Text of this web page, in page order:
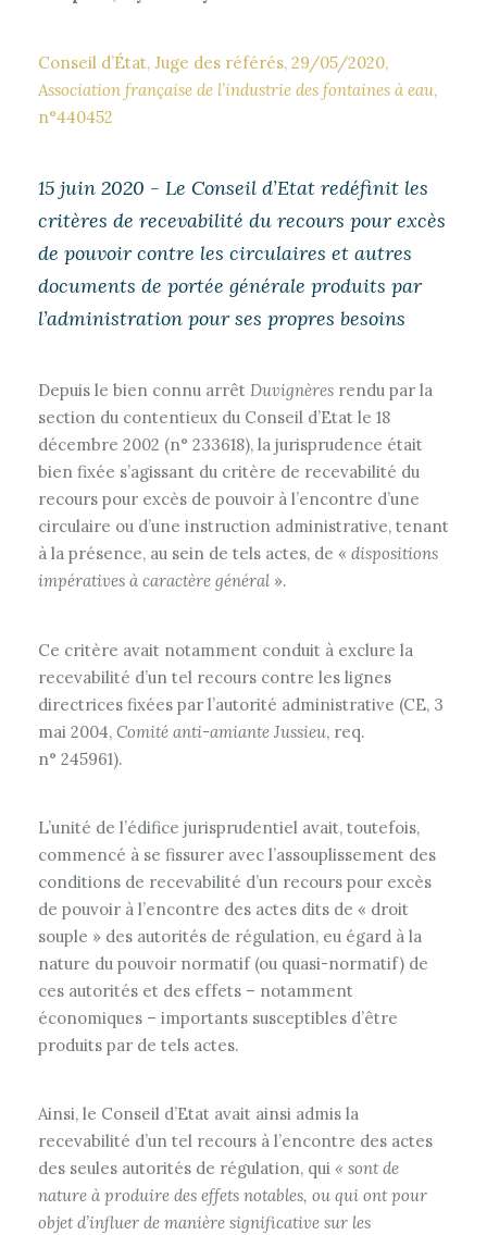
Conseil d’État, Juge des référés, 29/05/2020,
Association française de l’industrie des fontaines à eau,
n°440452
15 juin 2020 - Le Conseil d’Etat redéfinit les
critères de recevabilité du recours pour excès
de pouvoir contre les circulaires et autres
documents de portée générale produits par
l’administration pour ses propres besoins
Depuis le bien connu arrêt Duvignères rendu par la
section du contentieux du Conseil d’Etat le 18
décembre 2002 (n° 233618), la jurisprudence était
bien fixée s’agissant du critère de recevabilité du
recours pour excès de pouvoir à l’encontre d’une
circulaire ou d’une instruction administrative, tenant
à la présence, au sein de tels actes, de « dispositions
impératives à caractère général ».
Ce critère avait notamment conduit à exclure la
recevabilité d’un tel recours contre les lignes
directrices fixées par l’autorité administrative (CE, 3
mai 2004, Comité anti-amiante Jussieu, req.
n° 245961).
L’unité de l’édifice jurisprudentiel avait, toutefois,
commencé à se fissurer avec l’assouplissement des
conditions de recevabilité d’un recours pour excès
de pouvoir à l’encontre des actes dits de « droit
souple » des autorités de régulation, eu égard à la
nature du pouvoir normatif (ou quasi-normatif) de
ces autorités et des effets – notamment
économiques – importants susceptibles d’être
produits par de tels actes.
Ainsi, le Conseil d’Etat avait ainsi admis la
recevabilité d’un tel recours à l’encontre des actes
des seules autorités de régulation, qui « sont de
nature à produire des effets notables, ou qui ont pour
objet d’influer de manière significative sur les